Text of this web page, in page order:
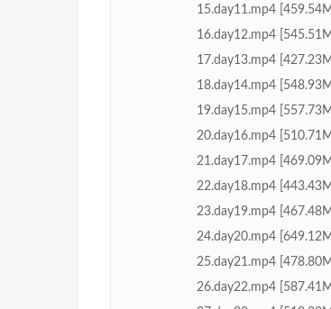
15.day11.mp4 [459.54M]
16.day12.mp4 [545.51M]
17.day13.mp4 [427.23M]
18.day14.mp4 [548.93M]
19.day15.mp4 [557.73M]
20.day16.mp4 [510.71M]
21.day17.mp4 [469.09M]
22.day18.mp4 [443.43M]
23.day19.mp4 [467.48M]
24.day20.mp4 [649.12M]
25.day21.mp4 [478.80M]
26.day22.mp4 [587.41M]